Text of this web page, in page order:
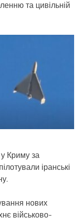
та цивільній
у Криму за
іранські
нових
військово-